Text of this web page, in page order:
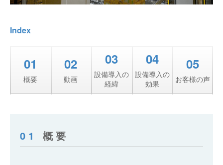
Index
01
概要
02
動画
03
設備導入の
経緯
04
設備導入の
効果
05
お客様の声
概要
01